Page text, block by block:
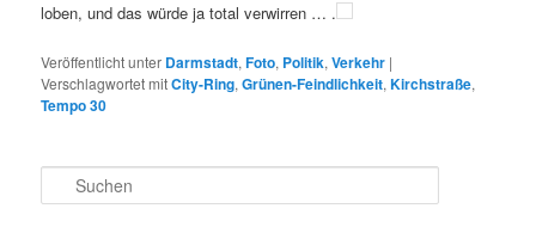
loben, und das würde ja total verwirren … .
Veröffentlicht unter Darmstadt,Foto, Politik,Verkehr |
Verschlagwortet mitCity-Ring,Grünen-Feindlichkeit,Kirchstraße,
Tempo 30
u